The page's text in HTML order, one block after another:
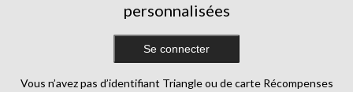
personnalisées
Se connecter
Vous n’avez pas d’identifiant Triangle ou de carte Récompenses